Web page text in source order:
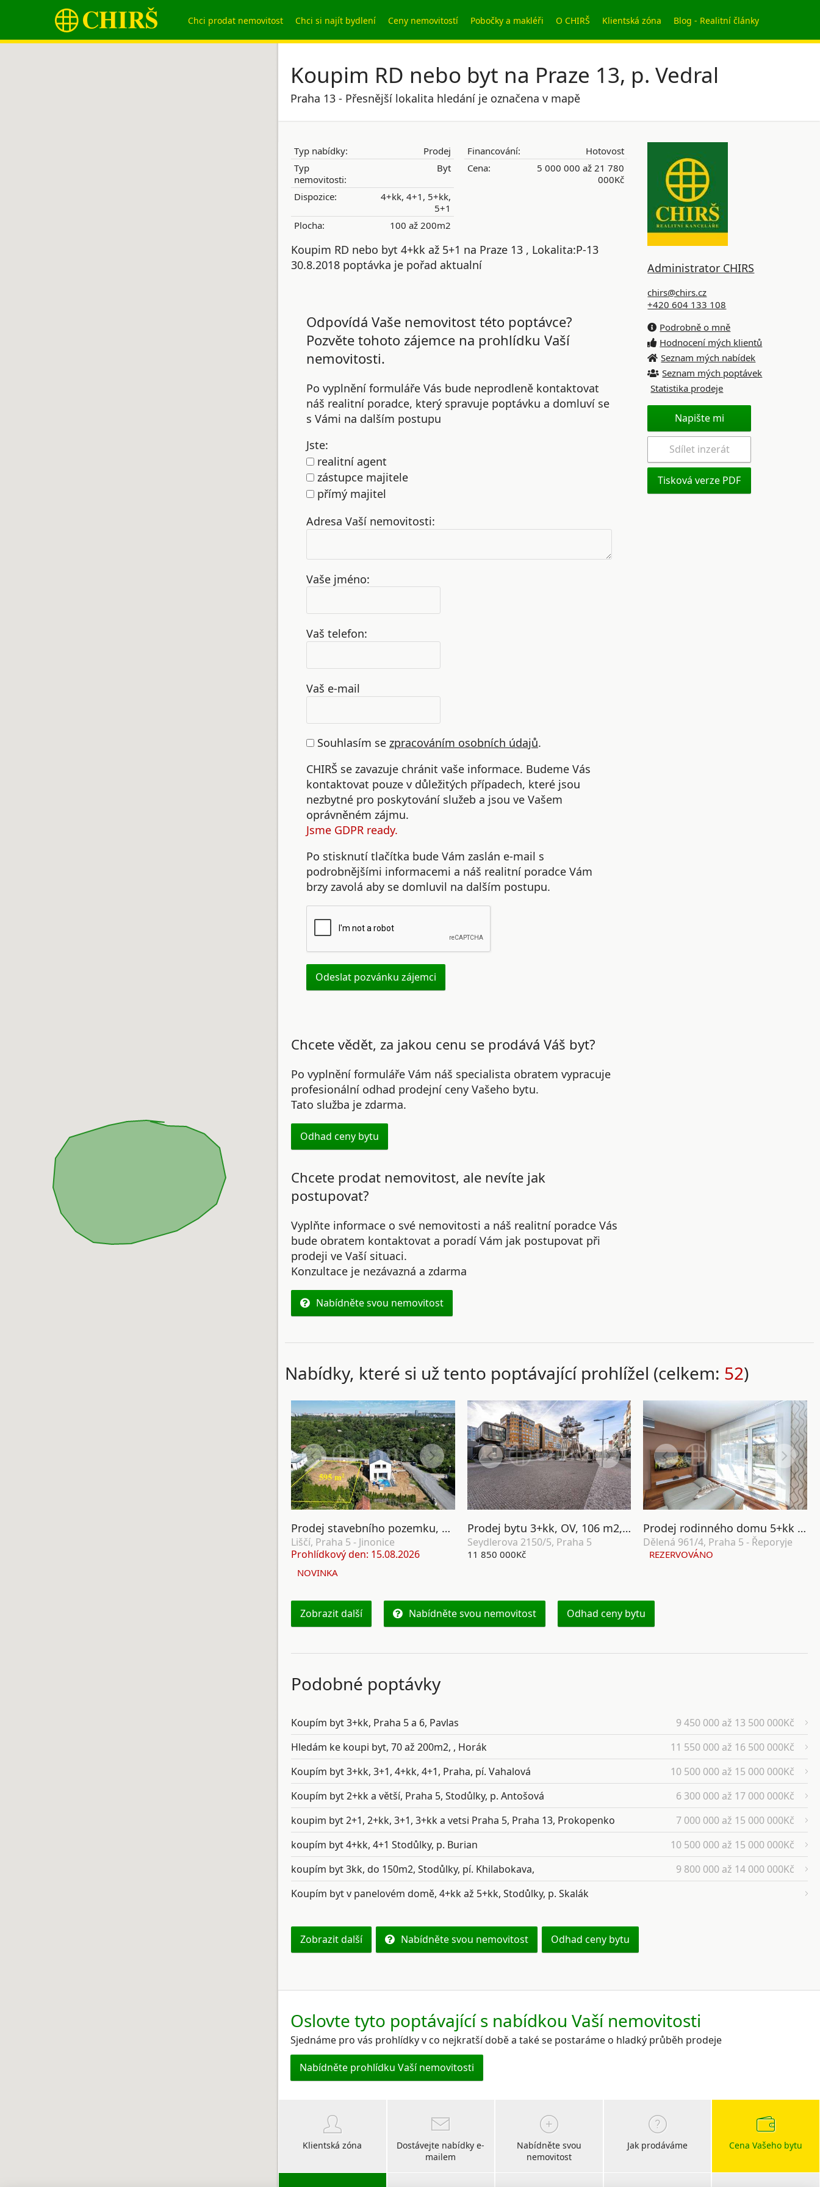
Chci prodat nemovitost Chci si najít bydlení Ceny nemovitostí Pobočky a makléři O CHIRŠ Klientská zóna Blog - Realitní články
Koupim RD nebo byt na Praze 13, p. Vedral
Praha 13 - Přesnější lokalita hledání je označena v mapě
Typ nabídky:
Prodej
Typ
nemovitosti:
Byt
Dispozice:
4+kk, 4+1, 5+kk,
5+1
Plocha:
100 až 200m2
Financování:
Hotovost
Cena:
5 000 000 až 21 780
000Kč
Koupim RD nebo byt 4+kk až 5+1 na Praze 13 , Lokalita:P-13
30.8.2018 poptávka je pořad aktualní
Odpovídá Vaše nemovitost této poptávce?
Pozvěte tohoto zájemce na prohlídku Vaší
nemovitosti.
Po vyplnění formuláře Vás bude neprodleně kontaktovat
náš realitní poradce, který spravuje poptávku a domluví se
s Vámi na dalším postupu
Jste:
realitní agent
zástupce majitele
přímý majitel
Adresa Vaší nemovitosti:
Vaše jméno:
Vaš telefon:
Vaš e-mail
Souhlasím se zpracováním osobních údajů.
CHIRŠ se zavazuje chránit vaše informace. Budeme Vás
kontaktovat pouze v důležitých případech, které jsou
nezbytné pro poskytování služeb a jsou ve Vašem
oprávněném zájmu.
Jsme GDPR ready.
Po stisknutí tlačítka bude Vám zaslán e-mail s
podrobnějšími informacemi a náš realitní poradce Vám
brzy zavolá aby se domluvil na dalším postupu.
Chcete vědět, za jakou cenu se prodává Váš byt?
Po vyplnění formuláře Vám náš specialista obratem vypracuje
profesionální odhad prodejní ceny Vašeho bytu.
Tato služba je zdarma.
Odhad ceny bytu
Chcete prodat nemovitost, ale nevíte jak
postupovat?
Vyplňte informace o své nemovitosti a náš realitní poradce Vás
bude obratem kontaktovat a poradí Vám jak postupovat při
prodeji ve Vaší situaci.
Konzultace je nezávazná a zdarma
Nabídněte svou nemovitost
Administrator CHIRS
chirs@chirs.cz
+420 604 133 108
Podrobně o mně
Hodnocení mých klientů
Seznam mých nabídek
Seznam mých poptávek
Statistika prodeje
Napište mi
Sdílet inzerát
Tisková verze PDF
Nabídky, které si už tento poptávající prohlížel (celkem: 52)
Prodej stavebního pozemku, 595 m2, ul. Liščí, Nová Ves, Praha 5
Liščí, Praha 5 - Jinonice
Prohlídkový den: 15.08.2026
NOVINKA
Prodej bytu 3+kk, OV, 106 m2, ul. Seydlerova 2150/5, Praha 5 - Nové Butovice
Seydlerova 2150/5, Praha 5
11 850 000Kč
Prodej rodinného domu 5+kk s balkonem, garáží a zahradou, ul. Dělená 961/4, Praha 5 - Řeporyje
Dělená 961/4, Praha 5 - Řeporyje
REZERVOVÁNO
Zobrazit další Nabídněte svou nemovitost Odhad ceny bytu
Podobné poptávky
Koupím byt 3+kk, Praha 5 a 6, Pavlas
9 450 000 až 13 500 000Kč
Hledám ke koupi byt, 70 až 200m2, , Horák
11 550 000 až 16 500 000Kč
Koupím byt 3+kk, 3+1, 4+kk, 4+1, Praha, pí. Vahalová
10 500 000 až 15 000 000Kč
Koupím byt 2+kk a větší, Praha 5, Stodůlky, p. Antošová
6 300 000 až 17 000 000Kč
koupim byt 2+1, 2+kk, 3+1, 3+kk a vetsi Praha 5, Praha 13, Prokopenko
7 000 000 až 15 000 000Kč
koupím byt 4+kk, 4+1 Stodůlky, p. Burian
10 500 000 až 15 000 000Kč
koupím byt 3kk, do 150m2, Stodůlky, pí. Khilabokava,
9 800 000 až 14 000 000Kč
Koupím byt v panelovém domě, 4+kk až 5+kk, Stodůlky, p. Skalák
Zobrazit další Nabídněte svou nemovitost Odhad ceny bytu
Oslovte tyto poptávající s nabídkou Vaší nemovitosti
Sjednáme pro vás prohlídky v co nejkratší době a také se postaráme o hladký průběh prodeje
Nabídněte prohlídku Vaší nemovitosti
Klientská zóna
Dostávejte nabídky e-
mailem
Nabídněte svou
nemovitost
Jak prodáváme Cena Vašeho bytu